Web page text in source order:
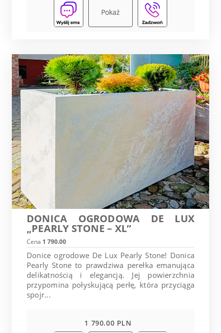
Pokaż
DONICA OGRODOWA DE LUX
„PEARLY STONE – XL”
Cena 1 790.00
Donice ogrodowe De Lux Pearly Stone! Donica
Pearly Stone to prawdziwa perełka emanująca
delikatnością i elegancją. Jej powierzchnia
przypomina połyskującą perłę, która przyciąga
spojr...
1 790.00 PLN